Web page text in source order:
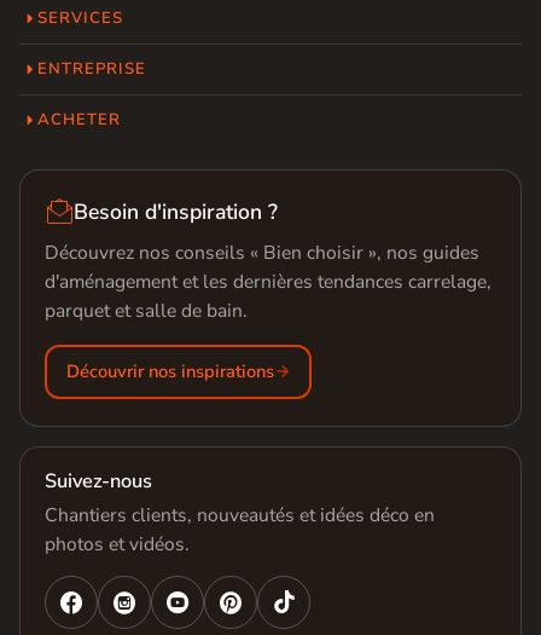
SERVICES
ENTREPRISE
ACHETER
Besoin d'inspiration ?
Découvrez nos conseils « Bien choisir », nos guides
d'aménagement et les dernières tendances carrelage,
parquet et salle de bain.
Découvrir nos inspirations
Suivez-nous
Chantiers clients, nouveautés et idées déco en
photos et vidéos.
   